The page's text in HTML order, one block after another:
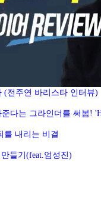
(전주연 바리스타 인터뷰)
다는 그라인더를 써봄!
를 내리는 비결
들기(feat.엄성진)